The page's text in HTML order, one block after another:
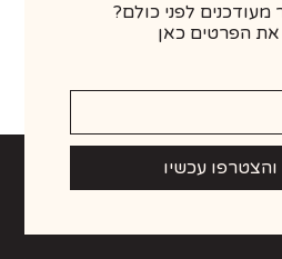
לפני כולם?
כאן
עכשיו